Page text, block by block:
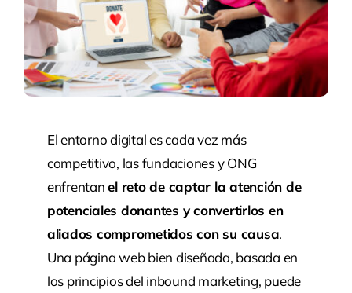
El entorno digital es cada vez más
competitivo, las fundaciones y ONG
enfrentanel reto de captar la atención de
potenciales donantes y convertirlos en
aliados comprometidos con su causa.
Una página web bien diseñada, basada en
los principios del inbound marketing, puede